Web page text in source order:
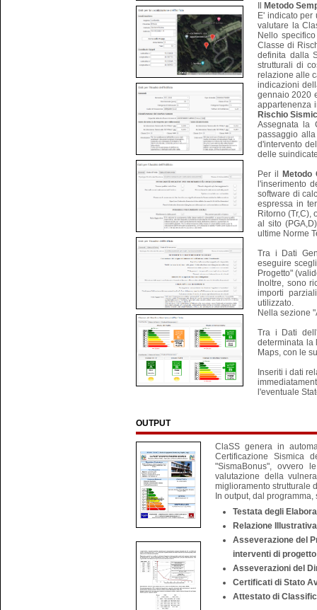
Metodo
E' indicato
valutare la
Nello
Classe di
definita dalla
strutturali di
relazione alle
indicazioni
gennaio 2020
appartenenza
Rischio
Assegnata la
passaggio
d'intervento
delle
Per il
l'inserimento
software di
espressa in
Ritorno (Tr,C),
al sito
ultime Norme
Tra i Dati
eseguire
Progetto"
Inoltre, sono
importi
utilizzato.
Nella sezione
Tra i Dati
determinata la
Maps, con le
Inseriti i dati
l'eventuale
OUTPUT
ClaSS genera in
Certificazione Sismica
"SismaBonus", ovvero
valutazione della
miglioramento strutturale
In output, dal
Testata degli
Relazione Illustrativa
Asseverazione del
interventi di progetto
Asseverazioni del
Certificati di Stato
Attestato di